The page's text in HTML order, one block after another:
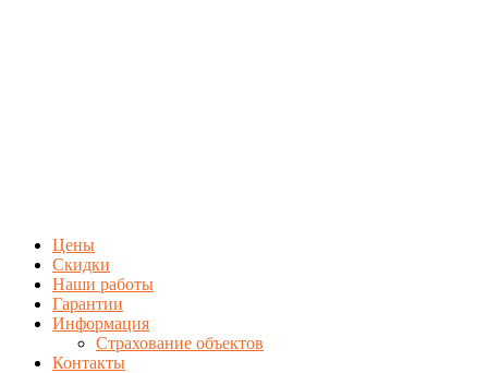
Цены
Скидки
Наши работы
Гарантии
Информация
Страхование объектов
Контакты